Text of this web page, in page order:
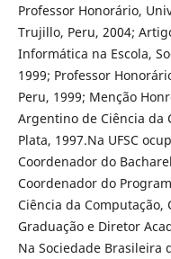
Professor Honorário,
Trujillo, Peru, 2004;
Informática na Escola,
1999; Professor
Peru, 1999; Menção
Argentino de Ciência da
Plata, 1997.Na UFSC
Coordenador do
Coordenador do
Ciência da Computação,
Graduação e Diretor
Na Sociedade Brasileira